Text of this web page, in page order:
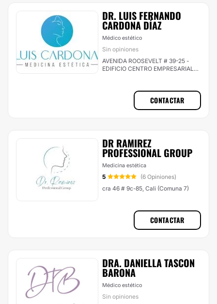
DR. LUIS FERNANDO
CARDONA DÍAZ
Médico estético
Sin opiniones
AVENIDA ROOSEVELT # 39-25 -
EDIFICIO CENTRO EMPRESARIAL
CONTACTAR
DR RAMIREZ
PROFESSIONAL GROUP
Medicina estética
5
(6 Opiniones)
cra 46 # 9c-85, Cali (Comuna 7)
CONTACTAR
DRA. DANIELLA TASCON
BARONA
Médico estético
Sin opiniones